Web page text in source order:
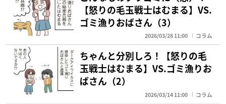
【怒りの毛玉戦士はむまる】VS.
ゴミ漁りおばさん（3）
2026/03/28 11:00 コラム
ちゃんと分別しろ！【怒りの毛
玉戦士はむまる】VS.ゴミ漁りお
ばさん（2）
2026/03/14 11:00 コラム